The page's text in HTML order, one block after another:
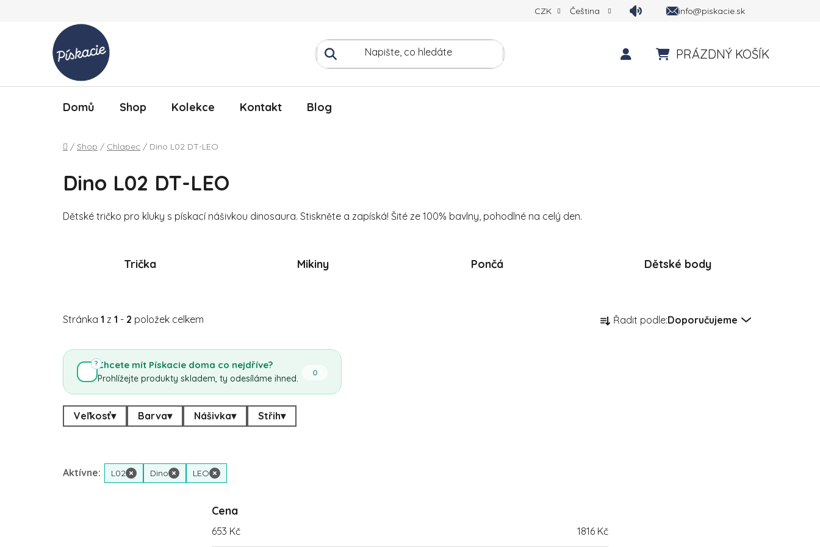
CZK Čeština info@piskacie.sk
PRÁZDNÝ KOŠÍK
Domů Shop Kolekce Kontakt Blog
Domů
/ Shop / Chlapec / Dino L02 DT-LEO
Dino L02 DT-LEO
Dětské tričko pro kluky s pískací nášivkou dinosaura. Stiskněte a zapíská! Šité ze 100% bavlny, pohodlné na celý den.
Trička Mikiny Pončá Dětské body
Stránka 1 z 1 - 2 položek celkem Řazení produktů
Řadit podle:Doporučujeme
Chcete mít Pískacie doma co nejdříve?
Prohlížejte produkty skladem, ty odesíláme ihned.
0
?
Veľkosť▾ Barva▾ Nášivka▾ Střih▾
Aktívne: L02 × Dino × LEO ×
Cena
653 Kč 1816 Kč